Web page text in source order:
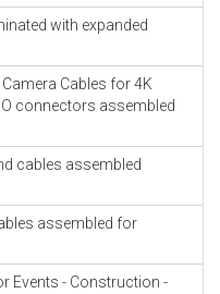
with expanded
Cables for 4K
connectors assembled
cables assembled
assembled for
Events - Construction -